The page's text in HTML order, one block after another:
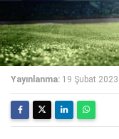
Yayınlanma: 19 Şubat